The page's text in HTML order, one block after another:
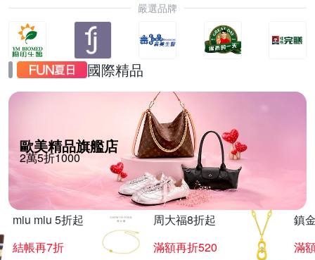
嚴選品牌
國際精品
歐美精品旗艦店
2萬5折1000
miu miu 5折起
結帳再7折
周大福8折起
滿額再折520
鎮
滿